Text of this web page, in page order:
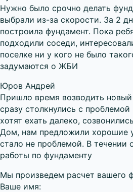
Нужно было срочно делать
выбрали из-за скорости. За 2
построила фундамент. Пока
подходили соседи,
поселке ни у кого не было
задумаются о ЖБИ
Юров Андрей
Пришло время возводить
сразу столкнулись с
хотят ехать далеко,
Дом, нам предложили хорошие
стало не проблемой. В течении
работы по фундаменту
Мы произведем расчет вашего
Ваше имя: